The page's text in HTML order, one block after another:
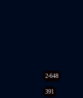
2٬648
391